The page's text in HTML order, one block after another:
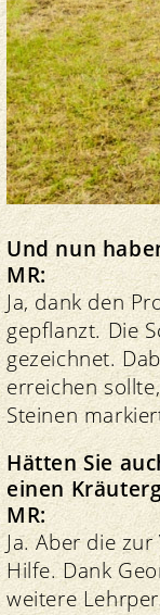
Und nun
MR:
Ja, dank den
gepflanzt. Die
gezeichnet.
erreichen
Steinen
Hätten Sie
einen
MR:
Ja. Aber die
Hilfe. Dank
weitere